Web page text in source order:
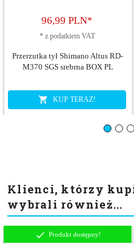
96,99 PLN*
* z podatkiem VAT
Przerzutka tył Shimano Altus RD-
M370 SGS srebrna BOX PL
KUP TERAZ!
Klienci, którzy
wybrali również...
Produkt dostępny!